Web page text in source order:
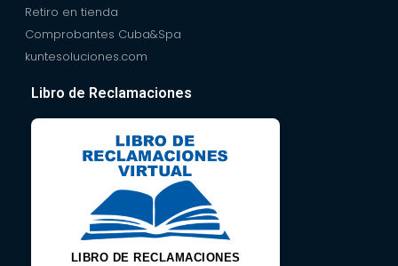
Retiro en tienda
Comprobantes Cuba&Spa
kuntesoluciones.com
Libro de Reclamaciones
LIBRO DE RECLAMACIONES